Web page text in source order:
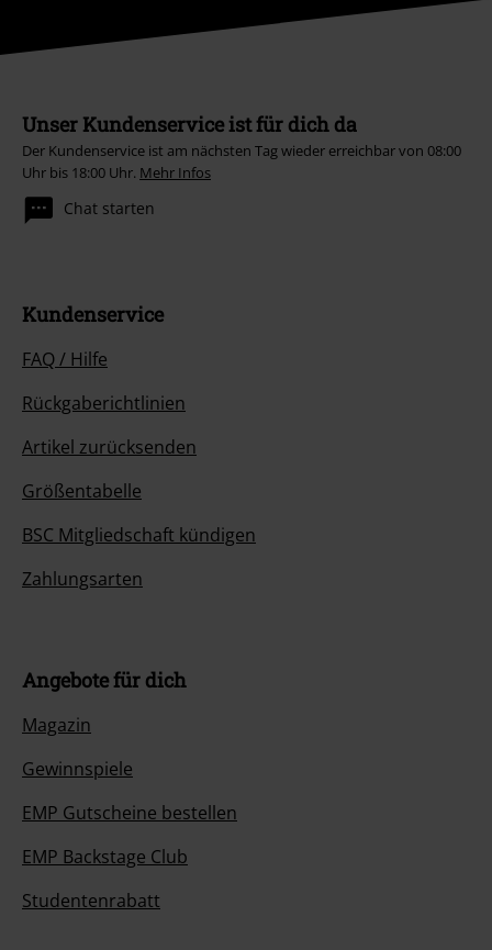
Unser Kundenservice ist für dich da
Der Kundenservice ist am nächsten Tag wieder erreichbar von 08:00
Uhr bis 18:00 Uhr. Mehr Infos
Chat starten
Kundenservice
FAQ / Hilfe
Rückgaberichtlinien
Artikel zurücksenden
Größentabelle
BSC Mitgliedschaft kündigen
Zahlungsarten
Angebote für dich
Magazin
Gewinnspiele
EMP Gutscheine bestellen
EMP Backstage Club
Studentenrabatt